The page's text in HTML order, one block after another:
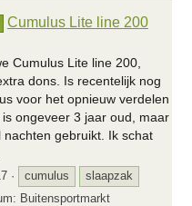
Cumulus Lite line 200
Cumulus Lite line 200,
dons. Is recentelijk nog
voor het opnieuw verdelen
ongeveer 3 jaar oud, maar
gebruikt. Ik schat
cumulus
slaapzak
Buitensportmarkt